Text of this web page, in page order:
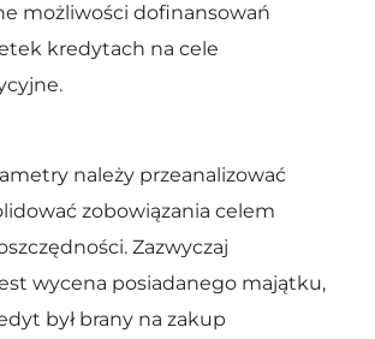
możliwości dofinansowań
kredytach na cele
należy przeanalizować
zobowiązania celem
Zazwyczaj
wycena posiadanego majątku,
był brany na zakup